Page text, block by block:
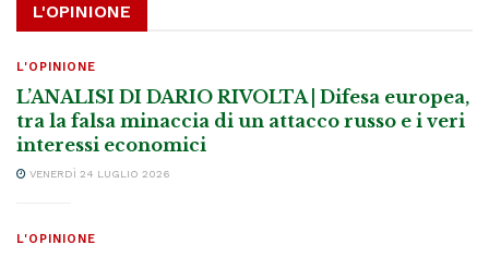
L'OPINIONE
L'OPINIONE
L’ANALISI DI DARIO RIVOLTA | Difesa europea,
tra la falsa minaccia di un attacco russo e i veri
interessi economici
VENERDÌ 24 LUGLIO 2026
L'OPINIONE